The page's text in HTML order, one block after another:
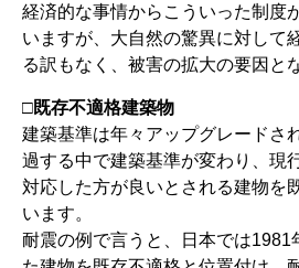
経済的な事情からこういった制度
いますが、大自然の驚異に対して
る訳もなく、被害の拡大の要因と
□既存不適格建築物
建築基準は年々アップグレードさ
過する中で建築基準が変わり、現
対応した方が良いとされる建物を
います。
耐震の例で言うと、日本では1981